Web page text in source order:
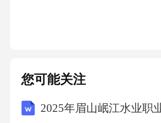
搏的人生最无悔。在这最后
们为自己立下誓言，用行动
心我决心，以奋斗为笔，以汗
己无悔的青春篇章。02我承
您可能关注